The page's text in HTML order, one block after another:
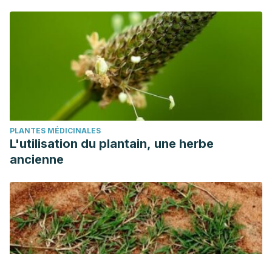
PLANTES MÉDICINALES
L'utilisation du plantain, une herbe
ancienne